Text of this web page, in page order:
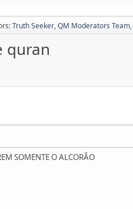
Truth Seeker,QM Moderators Team,
quran
SOMENTE O ALCORÃO